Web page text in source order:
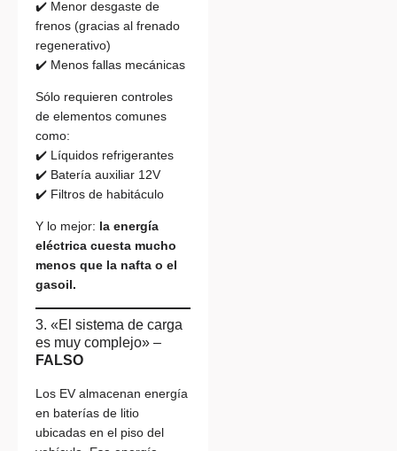
✔️ Menor desgaste de
frenos (gracias al frenado
regenerativo)
✔️ Menos fallas mecánicas
Sólo requieren controles
de elementos comunes
como:
✔️ Líquidos refrigerantes
✔️ Batería auxiliar 12V
✔️ Filtros de habitáculo
Y lo mejor: la energía
eléctrica cuesta mucho
menos que la nafta o el
gasoil.
3. «El sistema de carga
es muy complejo» –
FALSO
Los EV almacenan energía
en baterías de litio
ubicadas en el piso del